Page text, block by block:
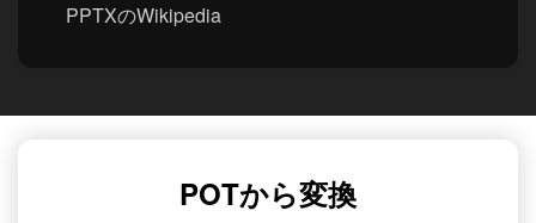
PPTXのWikipedia
POTから変換